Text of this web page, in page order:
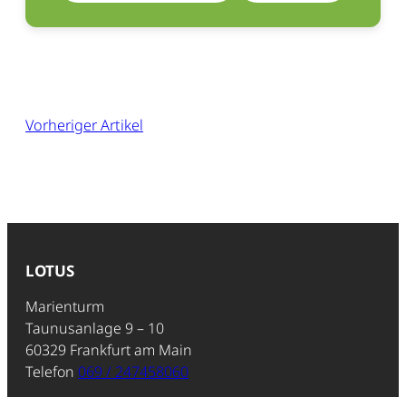
Vorheriger Artikel
LOTUS
Marienturm
Taunusanlage 9 – 10
60329 Frankfurt am Main
Telefon 069 / 247458060